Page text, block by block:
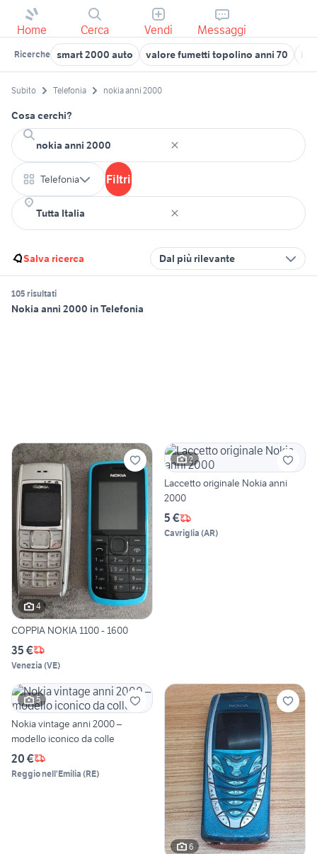
Home Cerca Vendi Messaggi
Ricerche smart 2000 auto valore fumetti topolino anni 70
Subito Telefonia nokia anni 2000
Cosa cerchi?
Telefonia Filtri
Salva ricerca Dal più rilevante
105 risultati
Nokia anni 2000 in Telefonia
4
COPPIA NOKIA 1100 - 1600
35 €
Venezia (VE)
2
Laccetto originale Nokia anni
2000
5 €
Cavriglia (AR)
5
Nokia vintage anni 2000 –
modello iconico da colle
20 €
Reggio nell'Emilia (RE)
6